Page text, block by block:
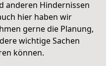
anderen Hindernissen
hier haben wir
gerne die Planung,
wichtige Sachen
können.